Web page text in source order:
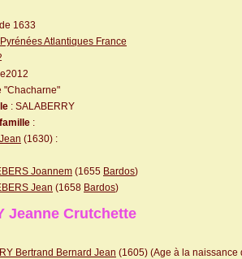
1633
Atlantiques France
"Chacharne"
: SALABERRY
:
(1630) :
Joannem (1655 Bardos)
Jean (1658 Bardos)
Jeanne Crutchette
Bertrand Bernard Jean (1605) (Age à la naissance